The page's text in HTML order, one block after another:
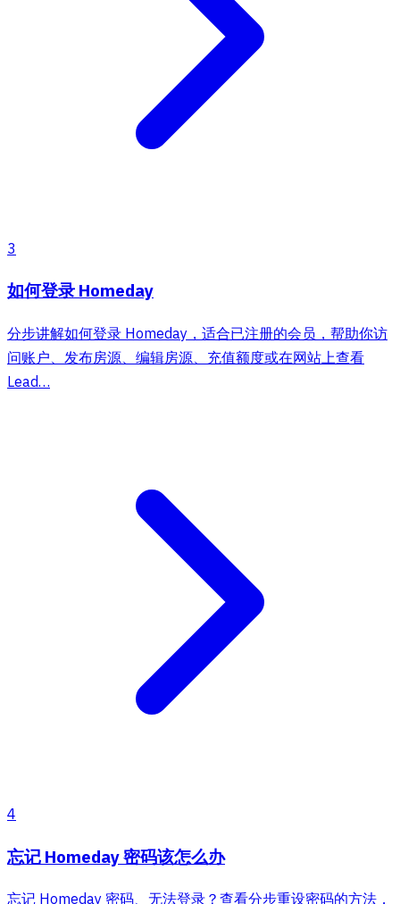
3
如何登录 Homeday
分步讲解如何登录 Homeday，适合已注册的会员，帮助你访
问账户、发布房源、编辑房源、充值额度或在网站上查看
Lead…
4
忘记 Homeday 密码该怎么办